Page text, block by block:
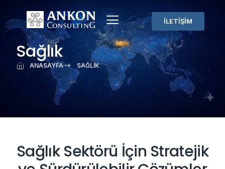
İLETİŞİM
Sağlık
ANASAYFA SAĞLIK
Sağlık Sektörü İçin Stratejik